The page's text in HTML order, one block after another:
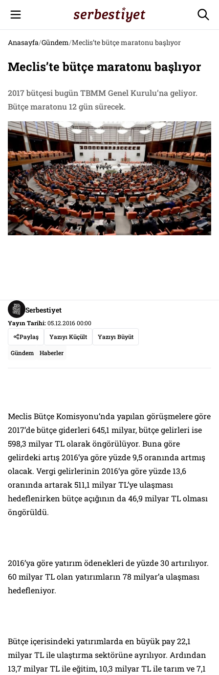
Anasayfa/Gündem/Meclis’te bütçe maratonu başlıyor
Meclis’te bütçe maratonu başlıyor
2017 bütçesi bugün TBMM Genel Kurulu’na geliyor.
Bütçe maratonu 12 gün sürecek.
Serbestiyet
Yayın Tarihi:05.12.2016 00:00
Paylaş
Yazıyı Küçült Yazıyı Büyüt
Gündem Haberler
Meclis Bütçe Komisyonu’nda yapılan görüşmelere göre
2017’de bütçe giderleri 645,1 milyar, bütçe gelirleri ise
598,3 milyar TL olarak öngörülüyor. Buna göre
gelirdeki artış 2016’ya göre yüzde 9,5 oranında artmış
olacak. Vergi gelirlerinin 2016’ya göre yüzde 13,6
oranında artarak 511,1 milyar TL’ye ulaşması
hedeflenirken bütçe açığının da 46,9 milyar TL olması
öngörüldü.
2016’ya göre yatırım ödenekleri de yüzde 30 artırılıyor.
60 milyar TL olan yatırımların 78 milyar’a ulaşması
hedefleniyor.
Bütçe içerisindeki yatırımlarda en büyük pay 22,1
milyar TL ile ulaştırma sektörüne ayrılıyor. Ardından
13,7 milyar TL ile eğitim, 10,3 milyar TL ile tarım ve 7,1